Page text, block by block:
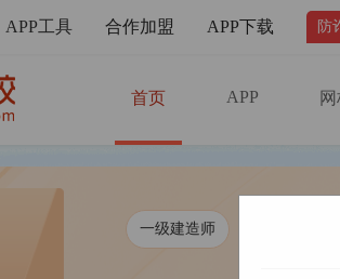
APP工具 合作加盟 APP下载 防
首页 APP
一级建造师